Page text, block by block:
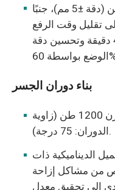
أدى الرفع المتزامن بعربتين (دقة ±5 مم)، جنبًا
تقليل وقت الرفع
التقليدي من 3 ساعات إلى 45 دقيقة وتحسين دقة
60%.
بناء دوران الجسر
المساعدة في تدوير جسر يزن 1200 طن (زاوية
الدوران: 75 درجة).
الديناميكية ذات
من مشاكل إزاحة
إلى تحقيق معدل